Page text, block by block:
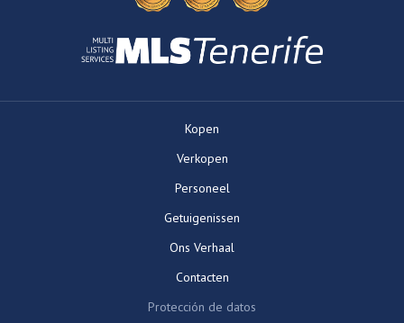
Kopen
Verkopen
Personeel
Getuigenissen
Ons Verhaal
Contacten
Protección de datos